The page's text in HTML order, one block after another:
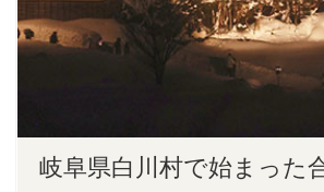
岐阜県白川村で始まった